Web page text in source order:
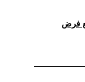
فرض